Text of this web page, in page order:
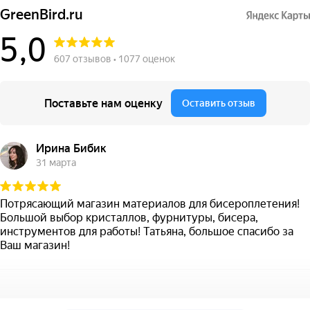
GreenBird.ru
5,0 607 отзывов • 1077 оценок
Поставьте нам оценку Оставить отзыв
Ирина Бибик
31 марта
Потрясающий магазин материалов для бисероплетения!
Большой выбор кристаллов, фурнитуры, бисера,
инструментов для работы! Татьяна, большое спасибо за
Ваш магазин!